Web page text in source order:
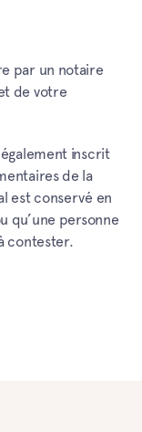
par un notaire
de votre
inscrit
de la
est conservé en
qu’une personne
contester.